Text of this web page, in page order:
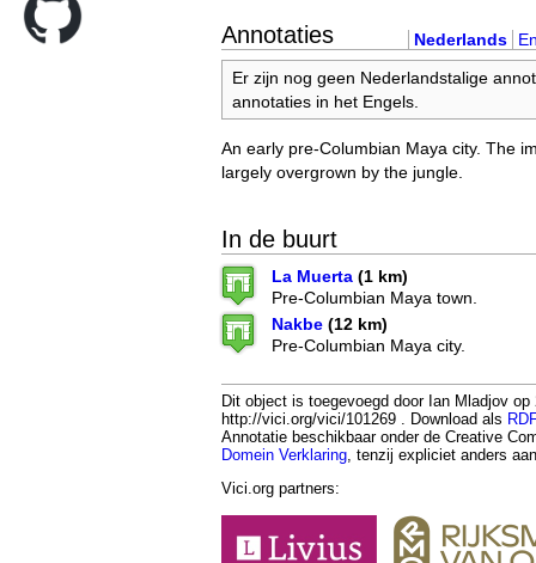
Annotaties Nederlands
Er zijn nog geen Nederlandstalige
annotaties in het Engels.
An early pre-Columbian Maya city. The
largely overgrown by the jungle.
In de buurt
La Muerta (1 km)
Pre-Columbian Maya town.
Nakbe (12 km)
Pre-Columbian Maya city.
Dit object is toegevoegd door Ian Mladjov
http://vici.org/vici/101269 . Download als
Annotatie beschikbaar onder de Creative
Domein Verklaring , tenzij expliciet anders
Vici.org partners: